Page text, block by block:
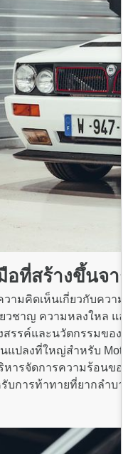
อที่สร้างขึ้นจา
วามคิดเห็นเกี่ยวกับความ
ยวชาญ ความหลงใหล แล
รรค์และนวัตกรรมของแ
นแปลงที่ใหญ่สำหรับ
หารจัดการความร้อนของ
บการท้าทายที่ยากลำบา